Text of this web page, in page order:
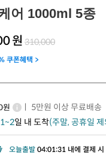
어 1000ml 5종
원 310,000
쿠폰혜택 >
원
ㅣ 5만원 이상 무료배송
1~2일 내 도착(주말, 공휴일
오늘출발 04:01:29 내에 결제 시